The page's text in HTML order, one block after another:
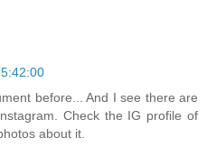
before... And I see there are
Check the IG profile of
about it.